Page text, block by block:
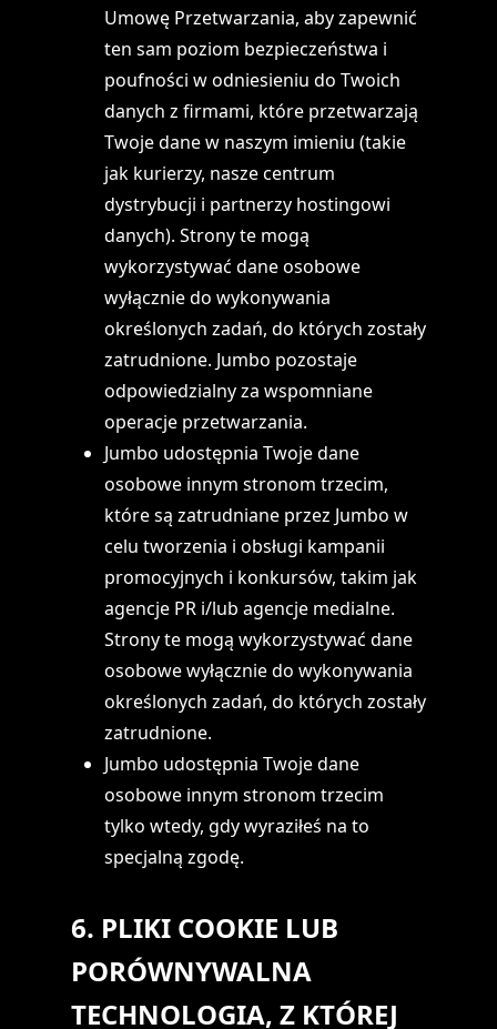
Umowę Przetwarzania, aby zapewnić
ten sam poziom bezpieczeństwa i
poufności w odniesieniu do Twoich
danych z firmami, które przetwarzają
Twoje dane w naszym imieniu (takie
jak kurierzy, nasze centrum
dystrybucji i partnerzy hostingowi
danych). Strony te mogą
wykorzystywać dane osobowe
wyłącznie do wykonywania
określonych zadań, do których zostały
zatrudnione. Jumbo pozostaje
odpowiedzialny za wspomniane
operacje przetwarzania.
Jumbo udostępnia Twoje dane
osobowe innym stronom trzecim,
które są zatrudniane przez Jumbo w
celu tworzenia i obsługi kampanii
promocyjnych i konkursów, takim jak
agencje PR i/lub agencje medialne.
Strony te mogą wykorzystywać dane
osobowe wyłącznie do wykonywania
określonych zadań, do których zostały
zatrudnione.
Jumbo udostępnia Twoje dane
osobowe innym stronom trzecim
tylko wtedy, gdy wyraziłeś na to
specjalną zgodę.
6. PLIKI COOKIE LUB
PORÓWNYWALNA
TECHNOLOGIA, Z KTÓREJ